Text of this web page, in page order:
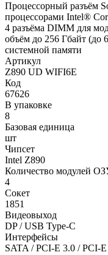
Процессорный разъём
процессорами Intel®
4 разъёма DIMM для
объём до 256 Гбайт (до
системной памяти
Артикул
Z890 UD WIFI6E
Код
67626
В упаковке
8
Базовая единица
шт
Чипсет
Intel Z890
Количество модулей
4
Сокет
1851
Видеовыход
DP / USB Type-C
Интерфейсы
SATA / PCI-E 3.0 / PCI-